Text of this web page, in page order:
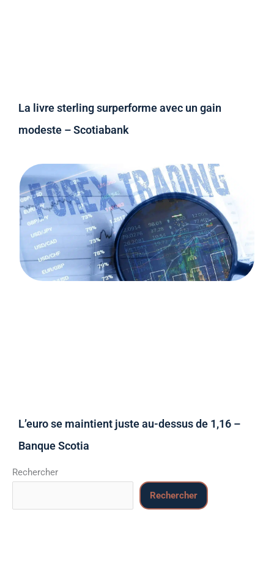
La livre sterling surperforme avec un gain
modeste – Scotiabank
L’euro se maintient juste au-dessus de 1,16 –
Banque Scotia
Rechercher
Rechercher